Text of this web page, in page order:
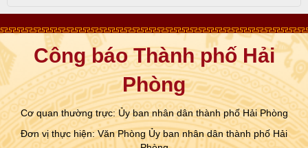
Công báo Thành phố Hải
Phòng
Cơ quan thường trực: Ủy ban nhân dân thành phố Hải Phòng
Đơn vị thực hiện: Văn Phòng Ủy ban nhân dân thành phố Hải